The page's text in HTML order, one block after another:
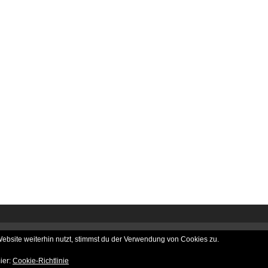
weiterhin nutzt, stimmst du der Verwendung von Cookies zu.
Cookie-Richtlinie